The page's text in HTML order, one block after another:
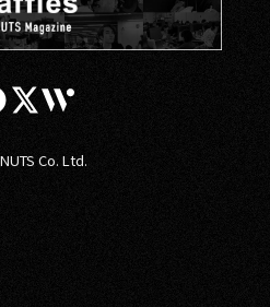
Co. Ltd.